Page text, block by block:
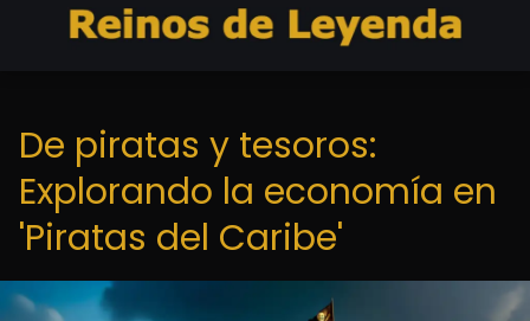
De piratas y tesoros:
Explorando la economía en
'Piratas del Caribe'